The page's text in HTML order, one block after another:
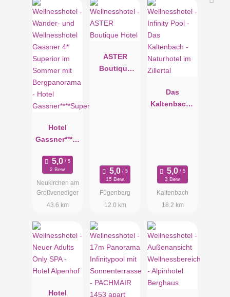
Hotel
Gassner****S
2 Bew.
Neukirchen am
Großvenediger
43.6 km
ASTER
Boutique
15 Bew.
Fügenberg
12.0 km
Das
Kaltenbach -
3 Bew.
Kaltenbach
18.2 km
Hotel